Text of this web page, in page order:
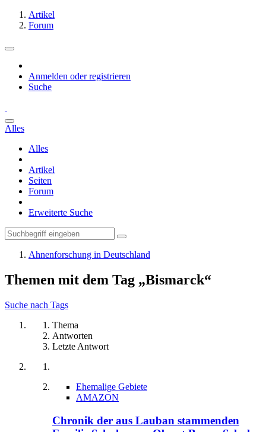
Artikel
Forum
Anmelden oder registrieren
Suche
Alles
Alles
Artikel
Seiten
Forum
Erweiterte Suche
Ahnenforschung in Deutschland
Themen mit dem Tag „Bismarck“
Suche nach Tags
Thema
Antworten
Letzte Antwort
Ehemalige Gebiete
AMAZON
Chronik der aus Lauban stammenden